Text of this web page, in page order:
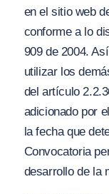
en el sitio web
conforme a lo
909 de 2004.
utilizar los
del artículo
adicionado por
la fecha que
Convocatoria
desarrollo de la